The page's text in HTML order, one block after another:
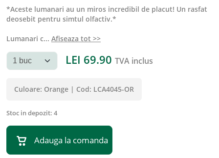
*Aceste lumanari au un miros incredibil de placut! Un rasfat
deosebit pentru simtul olfactiv.*
Lumanari c... Afiseaza tot >>
LEI 69.90 TVA inclus
Culoare: Orange | Cod: LCA4045-OR
Stoc in depozit: 4
Adauga la comanda